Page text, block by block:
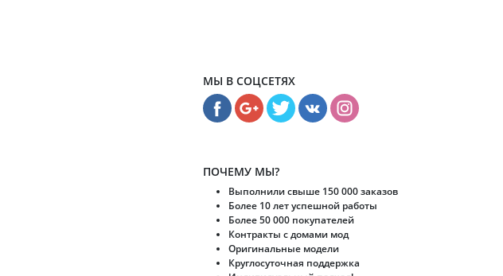
МЫ В СОЦСЕТЯХ
ПОЧЕМУ МЫ?
Выполнили свыше 150 000 заказов
Более 10 лет успешной работы
Более 50 000 покупателей
Контракты с домами мод
Оригинальные модели
Круглосуточная поддержка